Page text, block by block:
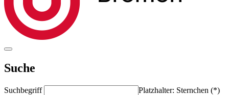
Suche
Suchbegriff
Platzhalter: Sternchen (*)